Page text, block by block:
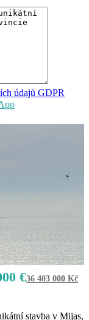
údajů GDPR
€36 403 000 Kč
stavba v Mijas,